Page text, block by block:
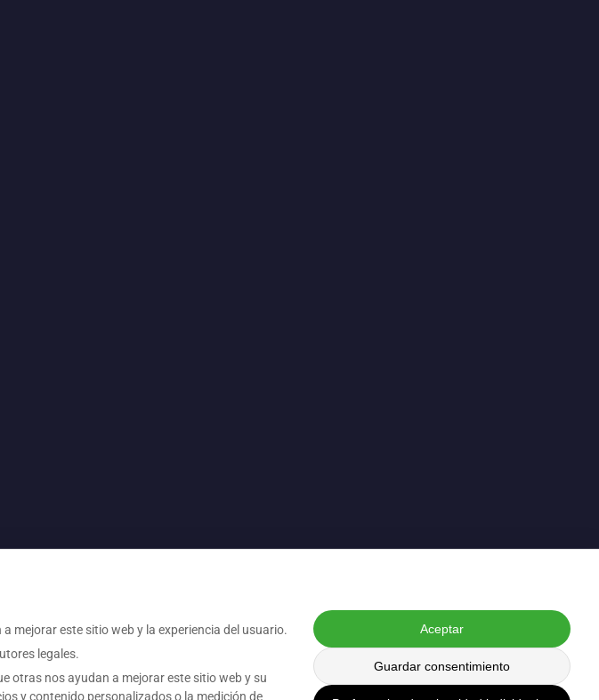
mejorar este sitio web y la experiencia del usuario.
legales.
otras nos ayudan a mejorar este sitio web y su
y contenido personalizados o la medición de
Aceptar
Guardar consentimiento